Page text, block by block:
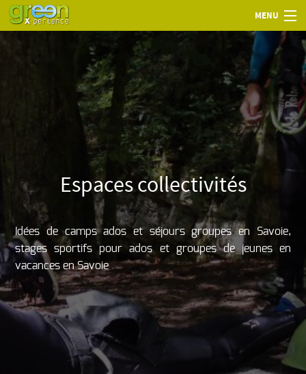
MENU
Espaces collectivités
Idées de camps ados et séjours groupes en Savoie,
stages sportifs pour ados et groupes de jeunes en
vacances en Savoie